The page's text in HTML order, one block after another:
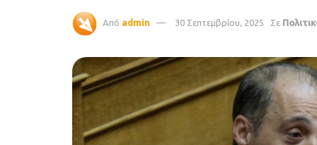
Από admin 30 Σεπτεμβρίου, 2025 Σε